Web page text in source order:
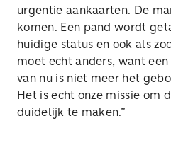
urgentie aankaarten. De
komen. Een pand wordt
huidige status en ook als
moet echt anders, want
van nu is niet meer het
Het is echt onze missie om
duidelijk te maken.”